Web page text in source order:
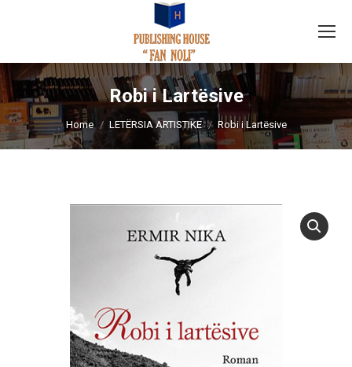
Robi i Lartësive
You are here:
Home LETËRSIA ARTISTIKE Robi i Lartësive